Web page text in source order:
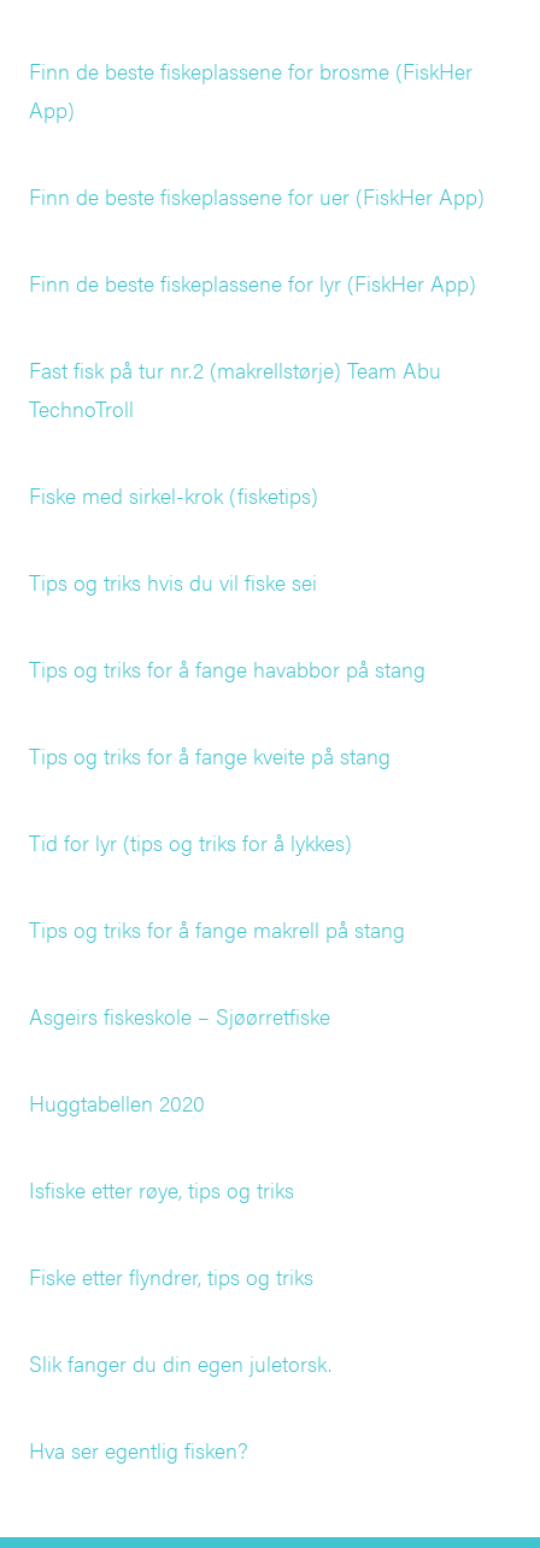
Finn de beste fiskeplassene for brosme (FiskHer
App)
Finn de beste fiskeplassene for uer (FiskHer App)
Finn de beste fiskeplassene for lyr (FiskHer App)
Fast fisk på tur nr.2 (makrellstørje) Team Abu
TechnoTroll
Fiske med sirkel-krok (fisketips)
Tips og triks hvis du vil fiske sei
Tips og triks for å fange havabbor på stang
Tips og triks for å fange kveite på stang
Tid for lyr (tips og triks for å lykkes)
Tips og triks for å fange makrell på stang
Asgeirs fiskeskole – Sjøørretfiske
Huggtabellen 2020
Isfiske etter røye, tips og triks
Fiske etter flyndrer, tips og triks
Slik fanger du din egen juletorsk.
Hva ser egentlig fisken?